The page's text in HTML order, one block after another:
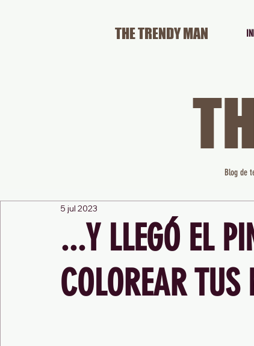
THE TRENDY MAN
...Y LLEGÓ EL
COLOREAR
5 jul 2023
Blog de